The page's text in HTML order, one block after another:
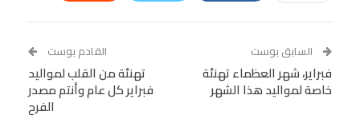
Tumblr
البريد الإلكتروني
StumbleUpon
VK
Digg
LINE
BlackBerry
Viber
السابق بوست
فبراير، شهر العظماء تهنئة
خاصة لمواليد هذا الشهر
القادم بوست
تهنئة من القلب لمواليد
فبراير كل عام وأنتم مصدر
الفرح